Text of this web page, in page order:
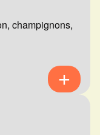
champignons,